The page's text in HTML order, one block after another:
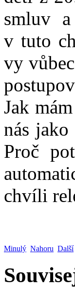
smluv
v tuto
vy
Jak
nás jako
Proč
chvíli
Minulý Nahoru Další